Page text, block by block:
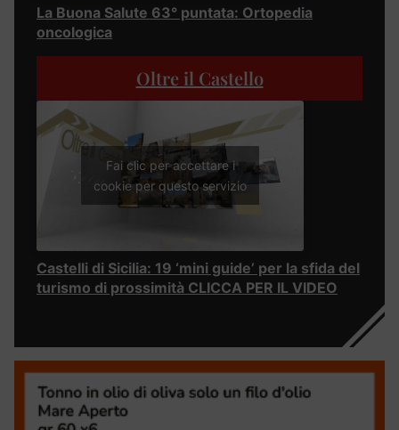
La Buona Salute 63° puntata: Ortopedia
oncologica
Oltre il Castello
Fai clic per accettare i
cookie per questo servizio
Castelli di Sicilia: 19 ‘mini guide’ per la sfida del
turismo di prossimità CLICCA PER IL VIDEO